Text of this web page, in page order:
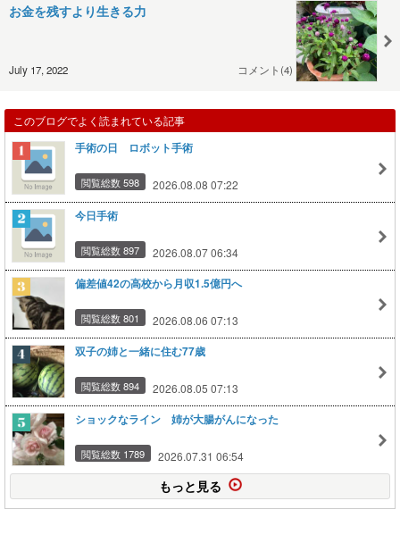
お金を残すより生きる力
July 17, 2022 コメント(4)
このブログでよく読まれている記事
手術の日 ロボット手術
閲覧総数 598 2026.08.08 07:22
今日手術
閲覧総数 897 2026.08.07 06:34
偏差値42の高校から月収1.5億円へ
閲覧総数 801 2026.08.06 07:13
双子の姉と一緒に住む77歳
閲覧総数 894 2026.08.05 07:13
ショックなライン 姉が大腸がんになった
閲覧総数 1789 2026.07.31 06:54
もっと見る